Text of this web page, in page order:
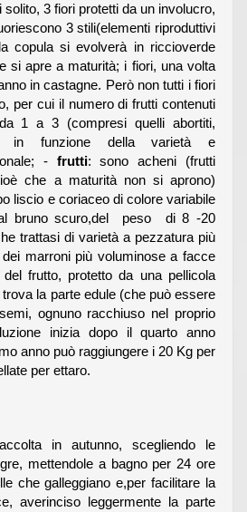
solito, 3 fiori protetti da un involucro,
3 stili(elementi riproduttivi
copula si evolverà in riccioverde
si apre a maturità; i fiori, una volta
in castagne. Però non tutti i fiori
per cui il numero di frutti contenuti
1 a 3 (compresi quelli abortiti,
in funzione della varietà e
- frutti: sono acheni (frutti
che a maturità non si aprono)
liscio e coriaceo di colore variabile
bruno scuro,del peso di 8 -20
trattasi di varietà a pezzatura più
marroni più voluminose a facce
del frutto, protetto da una pellicola
la parte edule (che può essere
ognuno racchiuso nel proprio
inizia dopo il quarto anno
anno può raggiungere i 20 Kg per
per ettaro.
in autunno, scegliendo le
mettendole a bagno per 24 ore
che galleggiano e,per facilitare la
averinciso leggermente la parte